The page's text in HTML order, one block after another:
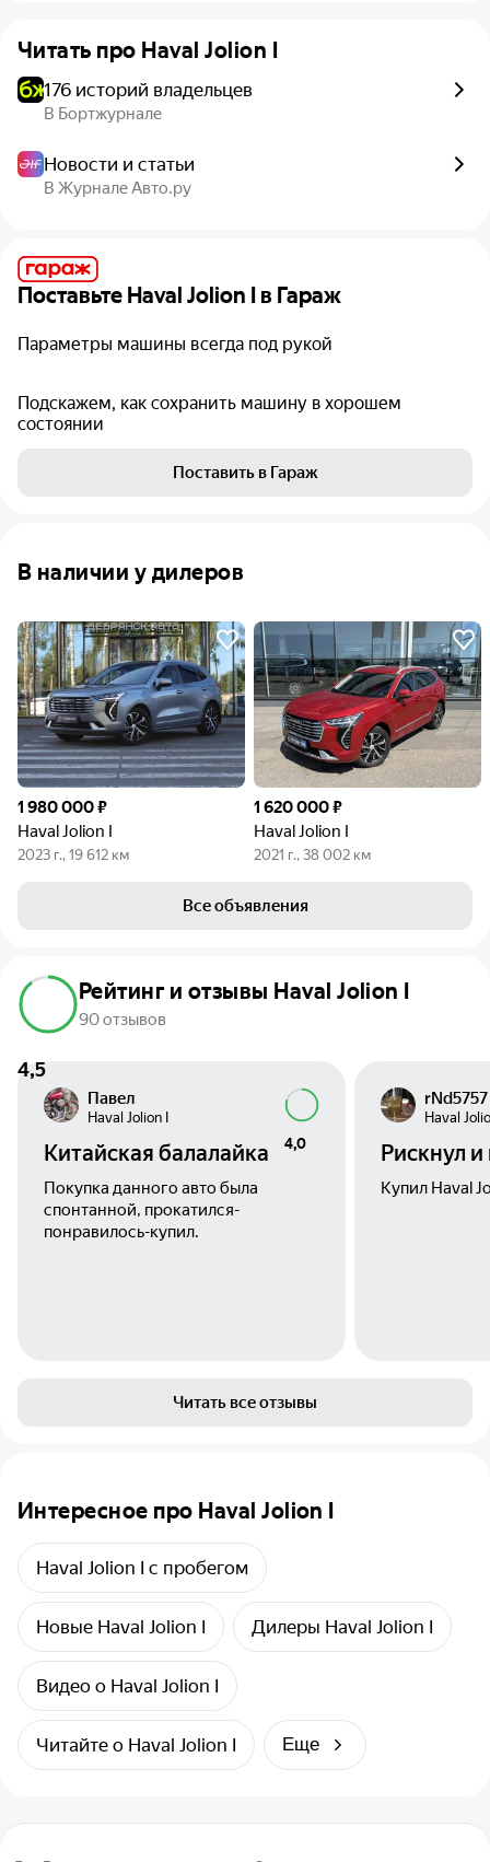
Читать про Haval Jolion I
176 историй владельцев
В Бортжурнале
Новости и статьи
В Журнале Авто.ру
Поставьте Haval Jolion I в Гараж
Параметры машины всегда под рукой
Подскажем, как сохранить машину в хорошем
состоянии
Поставить в Гараж
В наличии у дилеров
1 980 000 ₽
Haval Jolion I
2023 г., 19 612 км
1 620 000 ₽
Haval Jolion I
2021 г., 38 002 км
Все объявления
4,5
Рейтинг и отзывы Haval Jolion I
90 отзывов
Павел
Haval Jolion I
4,0
Китайская балалайка
Покупка данного авто была
спонтанной, прокатился-
понравилось-купил.
rNd5757
Haval
Рискнул
Купил Haval
Читать все отзывы
Интересное про Haval Jolion I
Haval Jolion I с пробегом
Новые Haval Jolion I Дилеры Haval Jolion I
Видео о Haval Jolion I
Читайте о Haval Jolion I Еще